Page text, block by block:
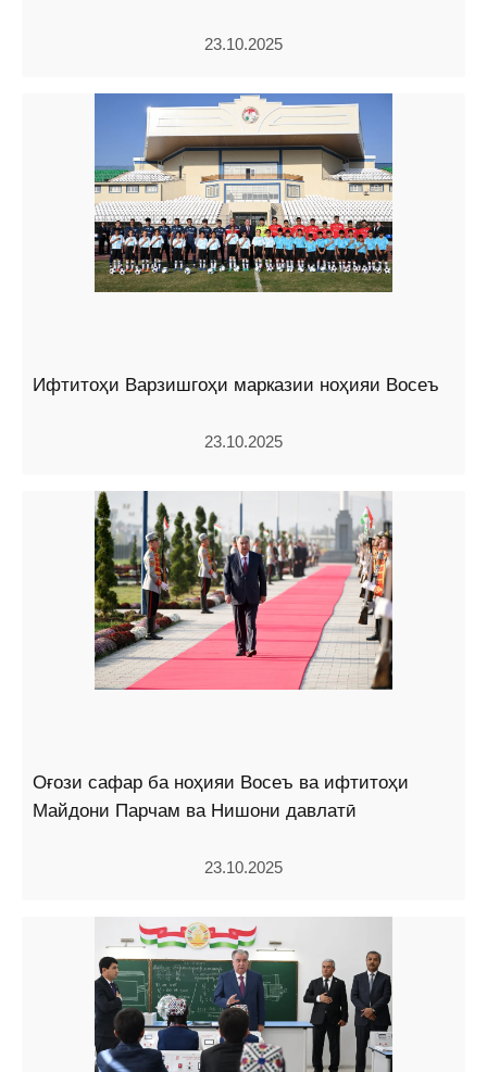
23.10.2025
Ифтитоҳи Варзишгоҳи марказии ноҳияи Восеъ
23.10.2025
Оғози сафар ба ноҳияи Восеъ ва ифтитоҳи
Майдони Парчам ва Нишони давлатӣ
23.10.2025